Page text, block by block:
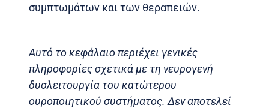
συμπτωμάτων και των θεραπειών.
Αυτό το κεφάλαιο περιέχει γενικές
πληροφορίες σχετικά με τη νευρογενή
δυσλειτουργία του κατώτερου
ουροποιητικού συστήματος. Δεν αποτελεί